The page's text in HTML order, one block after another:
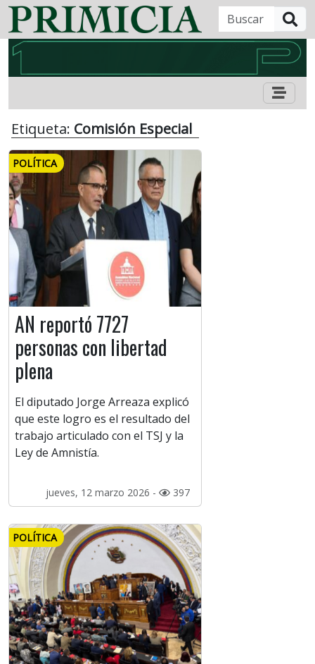
Etiqueta: Comisión Especial
POLÍTICA
AN reportó 7727
personas con libertad
plena
El diputado Jorge Arreaza explicó
que este logro es el resultado del
trabajo articulado con el TSJ y la
Ley de Amnistía.
jueves, 12 marzo 2026 - 397
POLÍTICA